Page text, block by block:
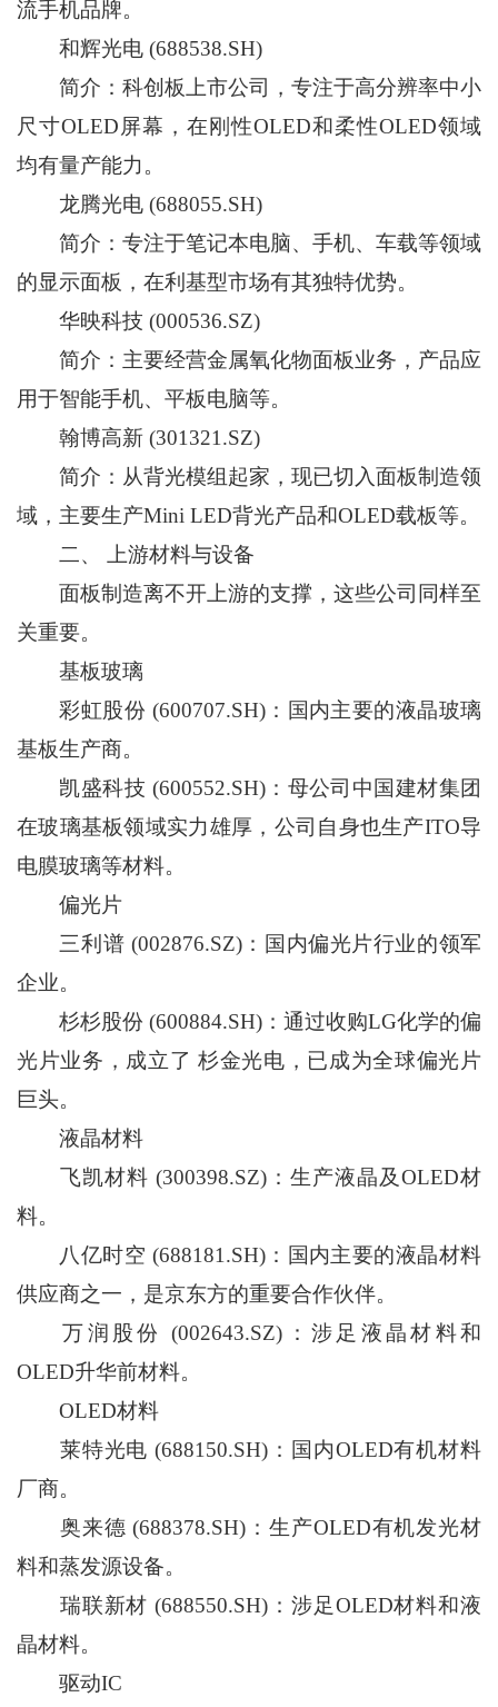
流手机品牌。
和辉光电 (688538.SH)
简介：科创板上市公司，专注于高分辨率中小
尺寸OLED屏幕，在刚性OLED和柔性OLED领域
均有量产能力。
龙腾光电 (688055.SH)
简介：专注于笔记本电脑、手机、车载等领域
的显示面板，在利基型市场有其独特优势。
华映科技 (000536.SZ)
简介：主要经营金属氧化物面板业务，产品应
用于智能手机、平板电脑等。
翰博高新 (301321.SZ)
简介：从背光模组起家，现已切入面板制造领
域，主要生产Mini LED背光产品和OLED载板等。
二、 上游材料与设备
面板制造离不开上游的支撑，这些公司同样至
关重要。
基板玻璃
彩虹股份 (600707.SH)：国内主要的液晶玻璃
基板生产商。
凯盛科技 (600552.SH)：母公司中国建材集团
在玻璃基板领域实力雄厚，公司自身也生产ITO导
电膜玻璃等材料。
偏光片
三利谱 (002876.SZ)：国内偏光片行业的领军
企业。
杉杉股份 (600884.SH)：通过收购LG化学的偏
光片业务，成立了 杉金光电，已成为全球偏光片
巨头。
液晶材料
飞凯材料 (300398.SZ)：生产液晶及OLED材
料。
八亿时空 (688181.SH)：国内主要的液晶材料
供应商之一，是京东方的重要合作伙伴。
万润股份 (002643.SZ)：涉足液晶材料和
OLED升华前材料。
OLED材料
莱特光电 (688150.SH)：国内OLED有机材料
厂商。
奥来德 (688378.SH)：生产OLED有机发光材
料和蒸发源设备。
瑞联新材 (688550.SH)：涉足OLED材料和液
晶材料。
驱动IC